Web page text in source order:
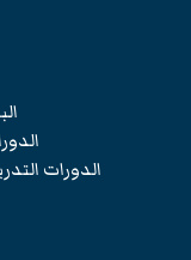
الدورات